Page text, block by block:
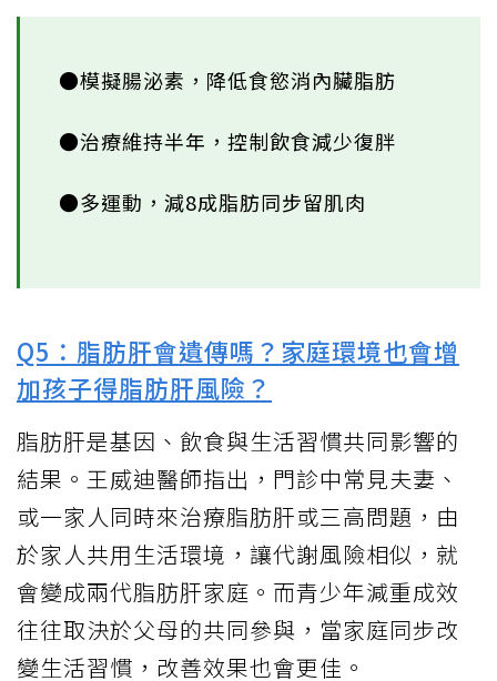
●模擬腸泌素，降低食慾消內臟脂肪
●治療維持半年，控制飲食減少復胖
●多運動，減8成脂肪同步留肌肉
Q5：脂肪肝會遺傳嗎？家庭環境也會增
加孩子得脂肪肝風險？
脂肪肝是基因、飲食與生活習慣共同影響的
結果。王威迪醫師指出，門診中常見夫妻、
或一家人同時來治療脂肪肝或三高問題，由
於家人共用生活環境，讓代謝風險相似，就
會變成兩代脂肪肝家庭。而青少年減重成效
往往取決於父母的共同參與，當家庭同步改
變生活習慣，改善效果也會更佳。